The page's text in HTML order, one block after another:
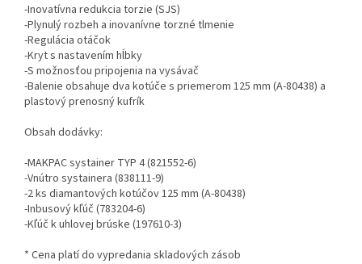
-Inovatívna redukcia torzie (SJS)
-Plynulý rozbeh a inovanívne torzné tlmenie
-Regulácia otáčok
-Kryt s nastavením hĺbky
-S možnosťou pripojenia na vysávač
-Balenie obsahuje dva kotúče s priemerom 125 mm (A-80438) a
plastový prenosný kufrík
Obsah dodávky:
-MAKPAC systainer TYP 4 (821552-6)
-Vnútro systainera (838111-9)
-2 ks diamantových kotúčov 125 mm (A-80438)
-Inbusový kľúč (783204-6)
-Kľúč k uhlovej brúske (197610-3)
* Cena platí do vypredania skladových zásob